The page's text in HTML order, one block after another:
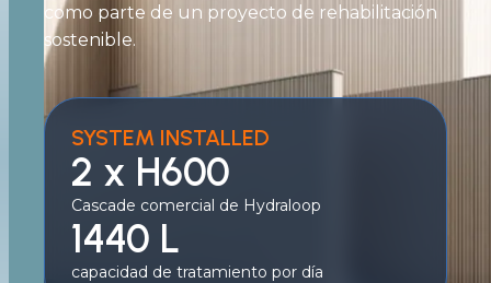
como parte de un proyecto de rehabilitación
sostenible.
SYSTEM INSTALLED
2 x H600
Cascade comercial de Hydraloop
1440 L
capacidad de tratamiento por día